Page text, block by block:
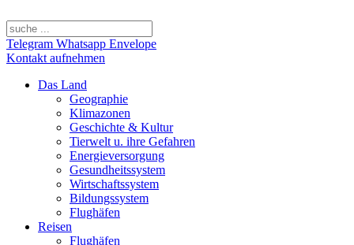
Telegram Whatsapp Envelope
Kontakt aufnehmen
Das Land
Geographie
Klimazonen
Geschichte & Kultur
Tierwelt u. ihre Gefahren
Energieversorgung
Gesundheitssystem
Wirtschaftssystem
Bildungssystem
Flughäfen
Reisen
Flughäfen